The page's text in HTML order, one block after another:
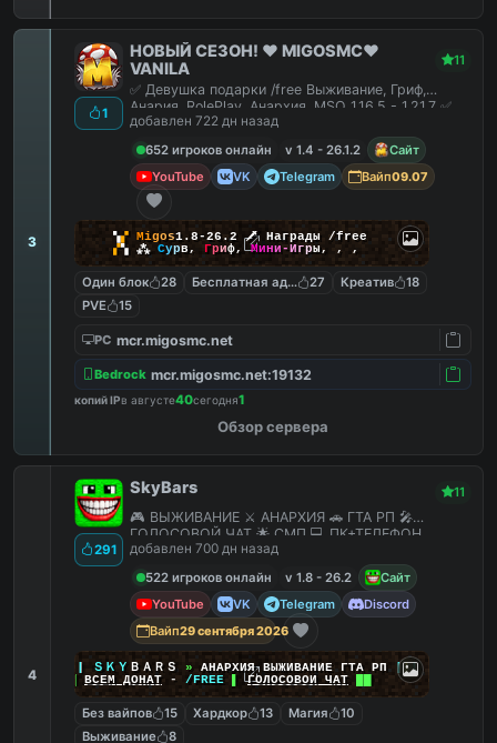
3
1
НОВЫЙ СЕЗОН! ❤️ MIGOSMC❤️
VANILA
11
✅ Девушка подарки /free Выживание, Гриф,
Анария, RolePlay, Анархия, MSO 1.16.5 - 1.21.7 ✅
добавлен 722 дн назад
652 игроков онлайн
v 1.4 - 26.1.2
Сайт
YouTube
VK Telegram Вайп09.07
▚▞ Migos1.8-26.2🗡 Награды /free
▞▚ ⁂ Сурв, Гриф,Мини-Игры, , ,
Один блок 28 Бесплатная админка
27 Креатив
18
PVE
15
PC mcr.migosmc.net
Bedrock mcr.migosmc.net:19132
копий IPв августе40сегодня1
Обзор сервера
4
291
SkyBars 11
🎮 ВЫЖИВАНИЕ ⚔️ АНАРХИЯ 🚗 ГТА РП 🎤
ГОЛОСОВОЙ ЧАТ 🌟 СМП 💻 ПК+ТЕЛЕФОН
добавлен 700 дн назад
522 игроков онлайн
v 1.8 - 26.2
Сайт
YouTube
VK Telegram
Discord
Вайп29 сентября 2026
ＳＫＹ ＢＡＲＳ » АНАРХИЯ ВЫЖИВАНИЕ ГТА РП |||
ВСЕМ ДОНАТ- /FREE ▌ГОЛОСОВОЙ ЧАТ
Без вайпов 15 Хардкор 13 Магия
10
Выживание
8